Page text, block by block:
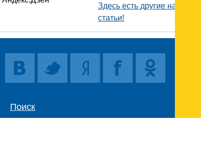
Здесь есть другие наши
статьи!
Поиск